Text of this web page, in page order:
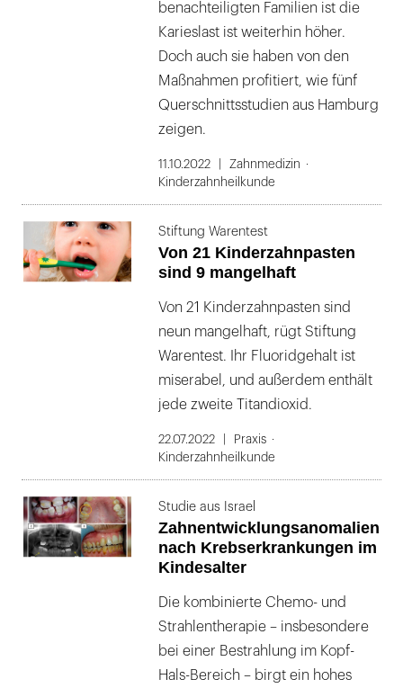
benachteiligten Familien ist die
Karieslast ist weiterhin höher.
Doch auch sie haben von den
Maßnahmen profitiert, wie fünf
Querschnittsstudien aus Hamburg
zeigen.
11.10.2022
Zahnmedizin
Kinderzahnheilkunde
Stiftung Warentest
Von 21 Kinderzahnpasten
sind 9 mangelhaft
Von 21 Kinder­zahnpasten sind
neun mangelhaft, rügt Stiftung
Warentest. Ihr Fluoridgehalt ist
miserabel, und außerdem enthält
jede zweite Titan­dioxid.
22.07.2022
Praxis
Kinderzahnheilkunde
Studie aus Israel
Zahnentwicklungsanomalien
nach Krebserkrankungen im
Kindesalter
Die kombinierte Chemo- und
Strahlentherapie – insbesondere
bei einer Bestrahlung im Kopf-
Hals-Bereich – birgt ein hohes